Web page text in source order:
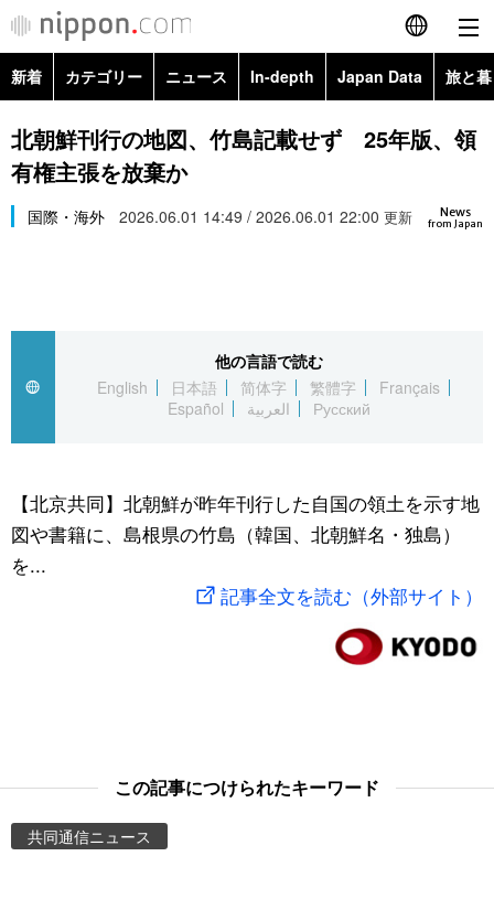
English
简体字
Русский
カテゴリー
経済・ビジネス
国際
文化
トップ
アーカイブ
In-depth
Japan Data
動画/Live
People
新着 カテゴリー ニュース In-depth Japan Data 旅と
政治・外交
経済・ビジネス
スポーツ・東京2020
Topics
北朝鮮刊行の地図、竹島記載せず 25年版、領
有権主張を放棄か
News
from Japan
国際・海外 2026.06.01 14:49 / 2026.06.01 22:00 更新
他の言語で読む
English
日本語 简体字 繁體字
Français
Español
العربية Русский
【北京共同】北朝鮮が昨年刊行した自国の領土を示す地
図や書籍に、島根県の竹島（韓国、北朝鮮名・独島）
を...
記事全文を読む（外部サイト）
この記事につけられたキーワード
共同通信ニュース